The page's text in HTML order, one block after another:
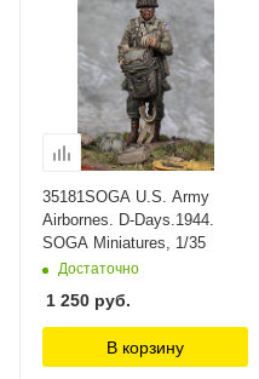
35181SOGA U.S. Army
Airbornes. D-Days.1944.
SOGA Miniatures, 1/35
Достаточно
1 250 руб.
В корзину